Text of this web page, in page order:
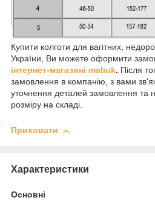
Купити колготи для вагітних,
України, Ви можете оформити
інтернет-магазині maliuk. Після
замовлення в компанію, з вами
уточнення деталей замовлення та
розміру на складі.
Приховати
Характеристики
Основні